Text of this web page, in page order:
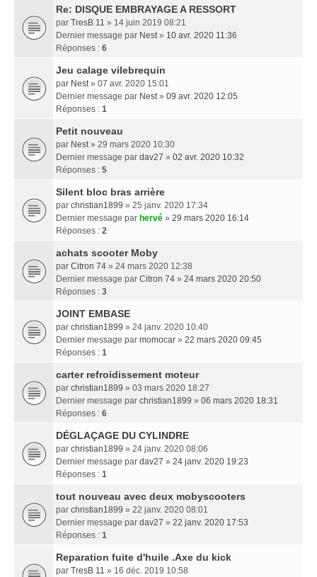
Re: DISQUE EMBRAYAGE A RESSORT
par TresB 11 » 14 juin 2019 08:21
Dernier message par Nest» 10 avr. 2020 11:36
Réponses : 6
Jeu calage vilebrequin
par Nest» 07 avr. 2020 15:01
Dernier message par Nest» 09 avr. 2020 12:05
Réponses : 1
Petit nouveau
par Nest» 29 mars 2020 10:30
Dernier message par dav27 » 02 avr. 2020 10:32
Réponses : 5
Silent bloc bras arrière
par christian1899 » 25 janv. 2020 17:34
Dernier message par hervé » 29 mars 2020 16:14
Réponses : 2
achats scooter Moby
par Citron 74 » 24 mars 2020 12:38
Dernier message par Citron 74 » 24 mars 2020 20:50
Réponses : 3
JOINT EMBASE
par christian1899 » 24 janv. 2020 10:40
Dernier message par momocar » 22 mars 2020 09:45
Réponses : 1
carter refroidissement moteur
par christian1899 » 03 mars 2020 18:27
Dernier message par christian1899 » 06 mars 2020 18:31
Réponses : 6
DÉGLAÇAGE DU CYLINDRE
par christian1899 » 24 janv. 2020 08:06
Dernier message par dav27 » 24 janv. 2020 19:23
Réponses : 1
tout nouveau avec deux mobyscooters
par christian1899 » 22 janv. 2020 08:01
Dernier message par dav27 » 22 janv. 2020 17:53
Réponses : 1
Reparation fuite d'huile .Axe du kick
par TresB 11 » 16 déc. 2019 10:58